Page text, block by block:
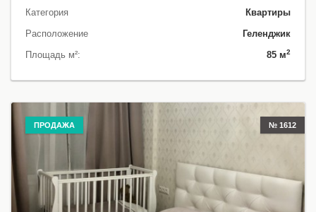
Категория
Квартиры
Расположение
Геленджик
Площадь м²:
85 м2
ПРОДАЖА № 1612